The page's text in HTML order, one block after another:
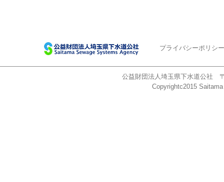
プライバシーポリシー
公益財団法人埼玉県下水道公社
Copyrightc2015